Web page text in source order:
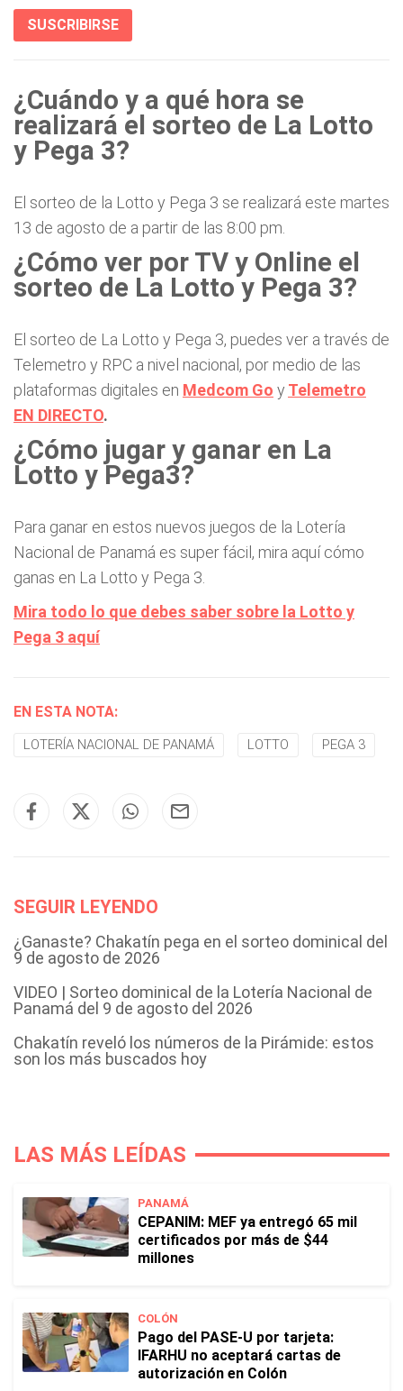
SUSCRIBIRSE
¿Cuándo y a qué hora se
realizará el sorteo de La Lotto
y Pega 3?
El sorteo de la Lotto y Pega 3 se realizará este martes
13 de agosto de a partir de las 8:00 pm.
¿Cómo ver por TV y Online el
sorteo de La Lotto y Pega 3?
El sorteo de La Lotto y Pega 3, puedes ver a través de
Telemetro y RPC a nivel nacional, por medio de las
plataformas digitales en Medcom Go y Telemetro
EN DIRECTO.
¿Cómo jugar y ganar en La
Lotto y Pega3?
Para ganar en estos nuevos juegos de la Lotería
Nacional de Panamá es super fácil, mira aquí cómo
ganas en La Lotto y Pega 3.
Mira todo lo que debes saber sobre la Lotto y
Pega 3 aquí
EN ESTA NOTA:
LOTERÍA NACIONAL DE PANAMÁ LOTTO PEGA 3
SEGUIR LEYENDO
¿Ganaste? Chakatín pega en el sorteo dominical del
9 de agosto de 2026
VIDEO | Sorteo dominical de la Lotería Nacional de
Panamá del 9 de agosto del 2026
Chakatín reveló los números de la Pirámide: estos
son los más buscados hoy
LAS MÁS LEÍDAS
PANAMÁ
CEPANIM: MEF ya entregó 65 mil
certificados por más de $44
millones
COLÓN
Pago del PASE-U por tarjeta:
IFARHU no aceptará cartas de
autorización en Colón